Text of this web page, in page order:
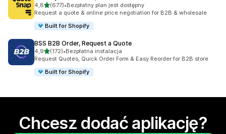
4,8na 5 gwiazdek
(677)
Łączna liczba recenzji: 677
•Bezpłatny plan jest dostępny
Request a quote & online price negotiation for B2B & wholesale
Built for Shopify
BSS B2B Order, Request a Quote
4,9na 5 gwiazdek
(172)
Łączna liczba recenzji: 172
•Bezpłatna instalacja
Request Quotes, Quick Order Form & Easy Reorder for B2B store
Built for Shopify
Chcesz dodać aplikację?